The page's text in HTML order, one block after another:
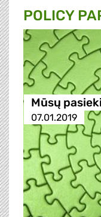
POLICY
Mūsų
07.01.2019